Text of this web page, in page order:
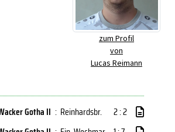
zum Profil
von
Lucas Reimann
Gotha II : Reinhardsbr.
2 : 2